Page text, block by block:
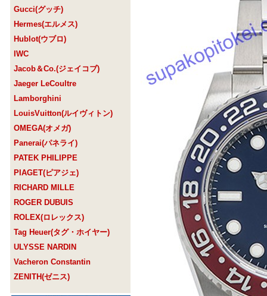
Gucci(グッチ)
Hermes(エルメス)
Hublot(ウブロ)
IWC
Jacob＆Co.(ジェイコブ)
Jaeger LeCoultre
Lamborghini
LouisVuitton(ルイヴィトン)
OMEGA(オメガ)
Panerai(パネライ)
PATEK PHILIPPE
PIAGET(ピアジェ)
RICHARD MILLE
ROGER DUBUIS
ROLEX(ロレックス)
Tag Heuer(タグ・ホイヤー)
ULYSSE NARDIN
Vacheron Constantin
ZENITH(ゼニス)